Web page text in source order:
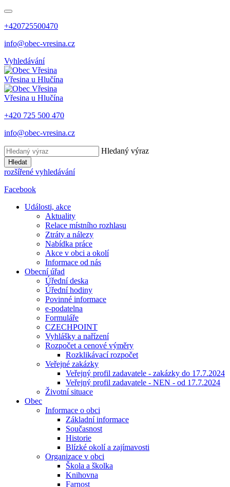
+420725500470
info@obec-vresina.cz
Vyhledávání
Vřesina u Hlučína
Vřesina u Hlučína
+420 725 500 470
info@obec-vresina.cz
Hledaný výraz
Hledat
rozšířené vyhledávání
Facebook
Události, akce
Aktuality
Relace místního rozhlasu
Ztráty a nálezy
Nabídka práce
Akce v obci a okolí
Informace od nás
Obecní úřad
Úřední deska
Úřední hodiny
Povinné informace
e-podatelna
Formuláře
CZECHPOINT
Vyhlášky a nařízení
Rozpočet a cenové výměry
Rozklikávací rozpočet
Veřejné zakázky
Veřejný profil zadavatele - zakázky do 17.7.2024
Veřejný profil zadavatele - NEN - od 17.7.2024
Životní situace
Obec
Informace o obci
Základní informace
Současnost
Historie
Blízké okolí a zajímavosti
Organizace v obci
Škola a školka
Knihovna
Farnost